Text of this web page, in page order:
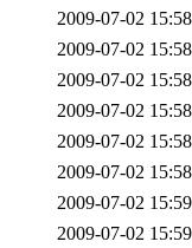
2009-07-02 15:58
2009-07-02 15:58
2009-07-02 15:58
2009-07-02 15:58
2009-07-02 15:58
2009-07-02 15:58
2009-07-02 15:59
2009-07-02 15:59